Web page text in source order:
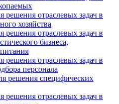
решения отраслевых задач в
хозяйства
решения отраслевых задач в
бизнеса,
решения отраслевых задач в
персонала
решения специфических
решения отраслевых задач в